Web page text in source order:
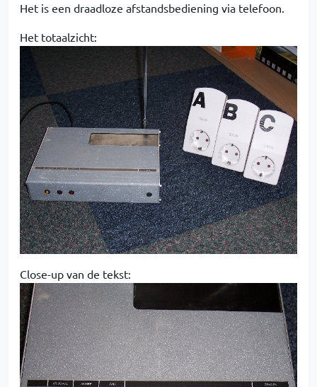
Het is een draadloze afstandsbediening via telefoon.
Het totaalzicht:
Close-up van de tekst: